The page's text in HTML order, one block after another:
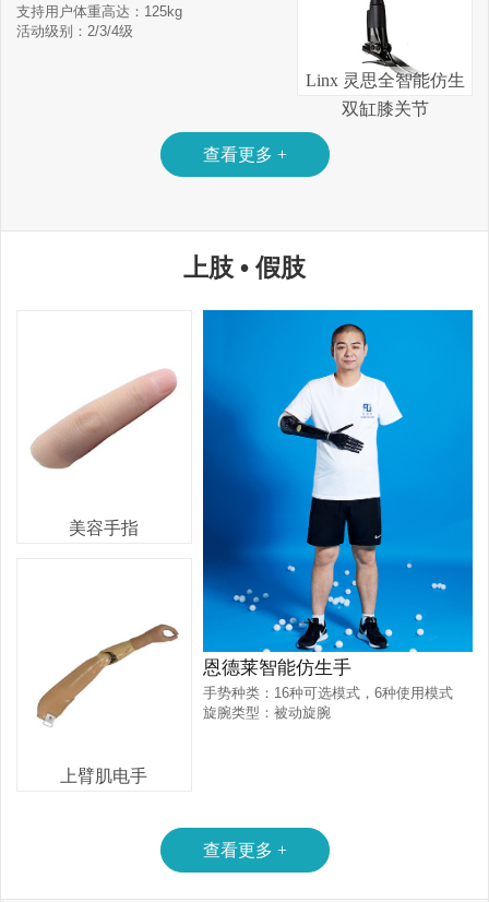
支持用户体重高达：125kg
活动级别：2/3/4级
控制单元：微处理器智能液压/气压双缸
Linx 灵思全智能仿生
双缸膝关节
查看更多 +
上肢 • 假肢
美容手指
上臂肌电手
恩德莱智能仿生手
手势种类：16种可选模式，6种使用模式
旋腕类型：被动旋腕
手指承重：3公斤
全手握力：136牛顿
查看更多 +